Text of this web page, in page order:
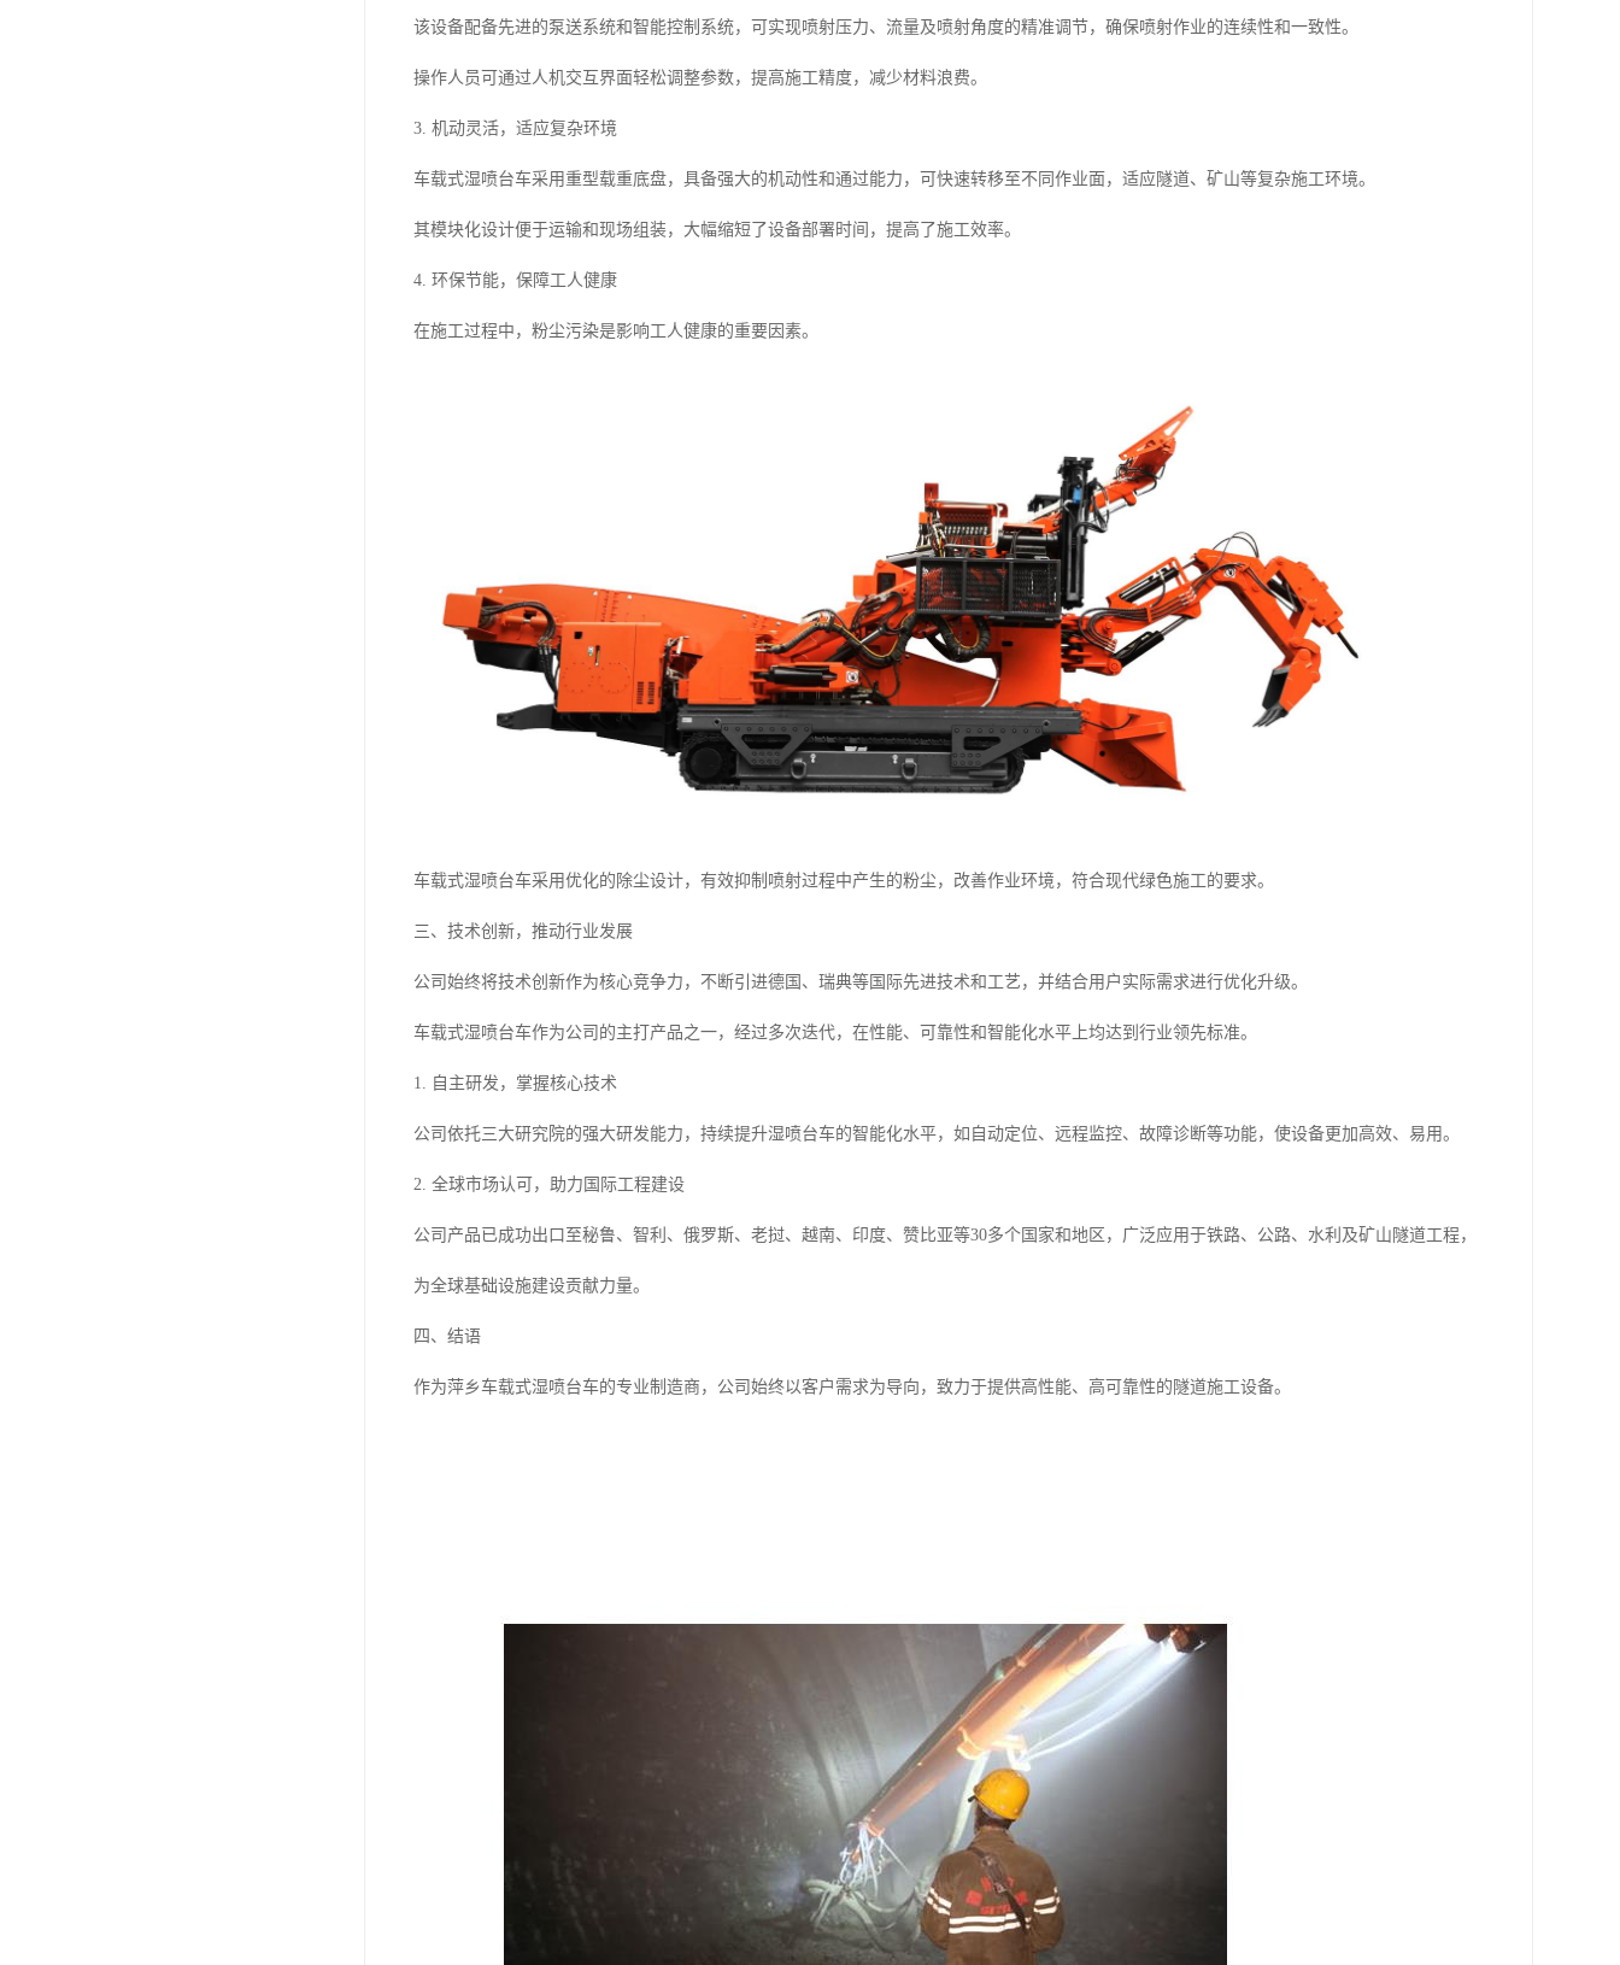
该设备配备先进的泵送系统和智能控制系统，可实现喷射压力、流量及喷射角度的精准调节，确保喷射作业的连续性和一致性。
操作人员可通过人机交互界面轻松调整参数，提高施工精度，减少材料浪费。
3. 机动灵活，适应复杂环境
车载式湿喷台车采用重型载重底盘，具备强大的机动性和通过能力，可快速转移至不同作业面，适应隧道、矿山等复杂施工环境。
其模块化设计便于运输和现场组装，大幅缩短了设备部署时间，提高了施工效率。
4. 环保节能，保障工人健康
在施工过程中，粉尘污染是影响工人健康的重要因素。
车载式湿喷台车采用优化的除尘设计，有效抑制喷射过程中产生的粉尘，改善作业环境，符合现代绿色施工的要求。
三、技术创新，推动行业发展
公司始终将技术创新作为核心竞争力，不断引进德国、瑞典等国际先进技术和工艺，并结合用户实际需求进行优化升级。
车载式湿喷台车作为公司的主打产品之一，经过多次迭代，在性能、可靠性和智能化水平上均达到行业领先标准。
1. 自主研发，掌握核心技术
公司依托三大研究院的强大研发能力，持续提升湿喷台车的智能化水平，如自动定位、远程监控、故障诊断等功能，使设备更加高效、易用。
2. 全球市场认可，助力国际工程建设
公司产品已成功出口至秘鲁、智利、俄罗斯、老挝、越南、印度、赞比亚等30多个国家和地区，广泛应用于铁路、公路、水利及矿山隧道工程，
为全球基础设施建设贡献力量。
四、结语
作为萍乡车载式湿喷台车的专业制造商，公司始终以客户需求为导向，致力于提供高性能、高可靠性的隧道施工设备。